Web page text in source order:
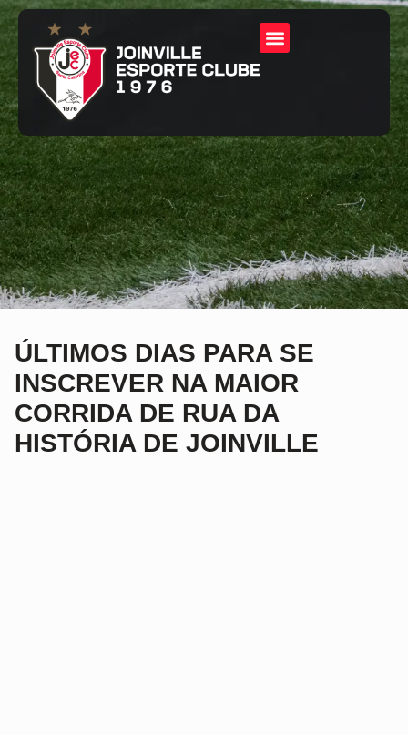
ÚLTIMOS DIAS PARA SE
INSCREVER NA MAIOR
CORRIDA DE RUA DA
HISTÓRIA DE JOINVILLE